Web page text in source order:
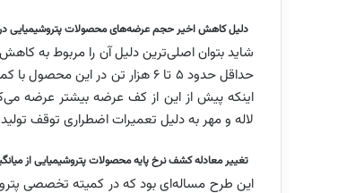
دلیل کاهش اخیر حجم عرضه‌های محصولات پتروشیمیایی در
شاید بتوان اصلی‌ترین دلیل آن را مربوط به
حداقل حدود ۵ تا ۶ هزار تن در
اینکه پیش از این از کف عرضه بیشتر عرضه
لاله و مهر به دلیل تعمیرات اضطراری توقف
تغییر معادله کشف نرخ پایه محصولات پتروشیمیایی از
این طرح مساله‌ای بود که در کمیته تخصصی